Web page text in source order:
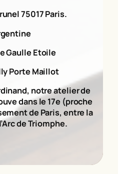
75017 Paris.
Gaulle Etoile
Porte Maillot
notre atelier de
dans le 17e (proche
de Paris, entre la
de Triomphe.